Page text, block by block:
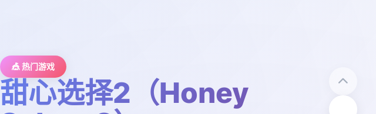
🎪 热门游戏
甜心选择2（Honey